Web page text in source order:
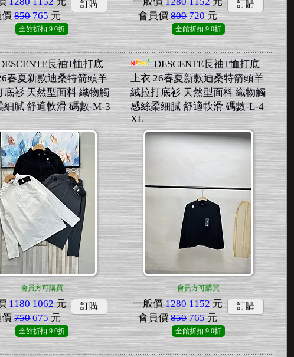
價 850765元
訂購
全館折扣 9.0折
會員價 800720元
訂購
全館折扣 9.0折
長袖T恤打底
春夏新款迪桑特箭頭羊
底衫 天然型面料 織物觸
細膩 舒適軟滑 碼數-M-3
會員方可購買
11801062元
價 750675元
訂購
全館折扣 9.0折
DESCENTE長袖T恤打底
上衣 26春夏新款迪桑特箭頭羊
絨拉打底衫 天然型面料 織物觸
感絲柔細膩 舒適軟滑 碼數-L-4
XL
會員方可購買
一般價 12801152元
會員價 850765元
訂購
全館折扣 9.0折